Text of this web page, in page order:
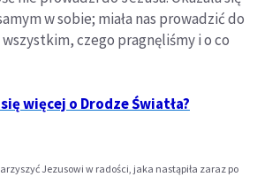
w sobie; miała nas prowadzić do
wszystkim, czego pragnęliśmy i o co
więcej o Drodze Światła?
Jezusowi w radości, jaka nastąpiła zaraz po